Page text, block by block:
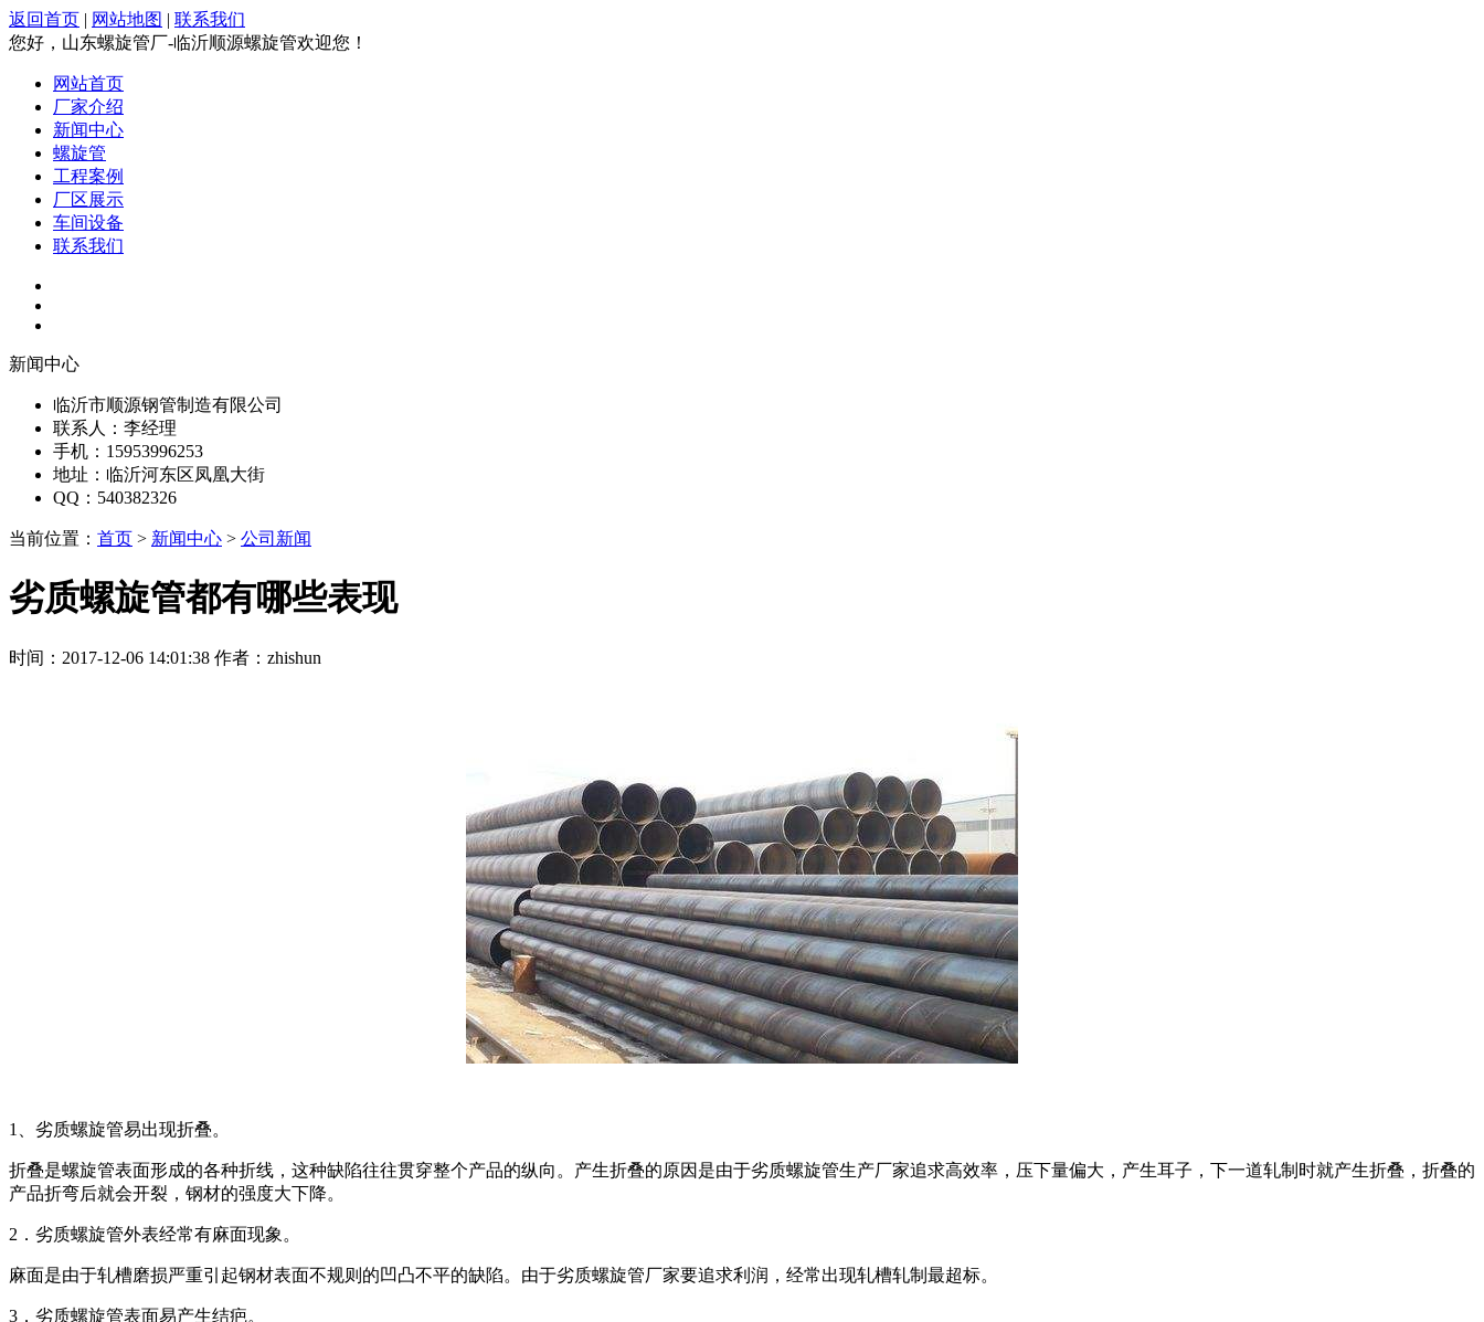
返回首页 | 网站地图 | 联系我们
您好，山东螺旋管厂-临沂顺源螺旋管欢迎您！
网站首页
厂家介绍
新闻中心
螺旋管
工程案例
厂区展示
车间设备
联系我们
新闻中心
临沂市顺源钢管制造有限公司
联系人：李经理
手机：15953996253
地址：临沂河东区凤凰大街
QQ：540382326
当前位置： 首页 > 新闻中心 > 公司新闻
劣质螺旋管都有哪些表现
时间：2017-12-06 14:01:38 作者：zhishun
1、劣质螺旋管易出现折叠。
折叠是螺旋管表面形成的各种折线，这种缺陷往往贯穿整个产品的纵向。产生折叠的原因是由于劣质螺旋管生产厂家追求高效率，压下量偏大，产生耳子，下一道轧制时就产生折叠，折叠的
产品折弯后就会开裂，钢材的强度大下降。
2．劣质螺旋管外表经常有麻面现象。
麻面是由于轧槽磨损严重引起钢材表面不规则的凹凸不平的缺陷。由于劣质螺旋管厂家要追求利润，经常出现轧槽轧制最超标。
3．劣质螺旋管表面易产生结疤。